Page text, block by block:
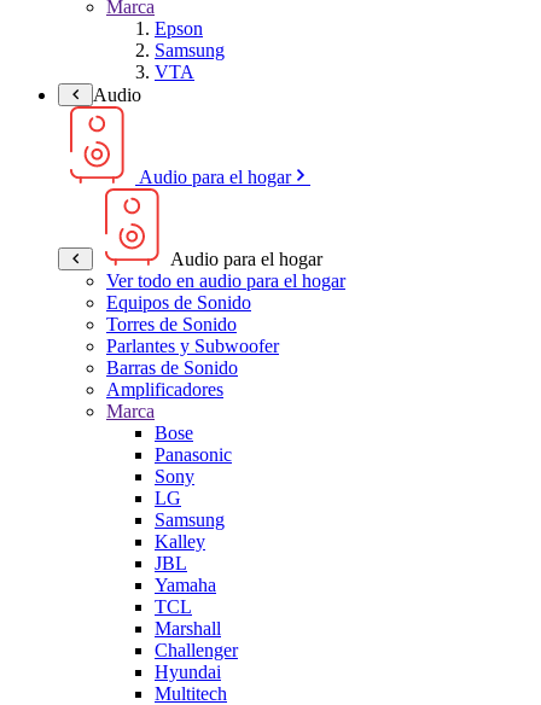
Marca
Epson
Samsung
VTA
Audio
Audio para el hogar
Audio para el hogar
Ver todo en audio para el hogar
Equipos de Sonido
Torres de Sonido
Parlantes y Subwoofer
Barras de Sonido
Amplificadores
Marca
Bose
Panasonic
Sony
LG
Samsung
Kalley
JBL
Yamaha
TCL
Marshall
Challenger
Hyundai
Multitech